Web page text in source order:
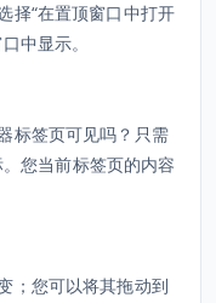
择“在置顶窗口中打开
中显示。
标签页可见吗？只需
您当前标签页的内容
；您可以将其拖动到